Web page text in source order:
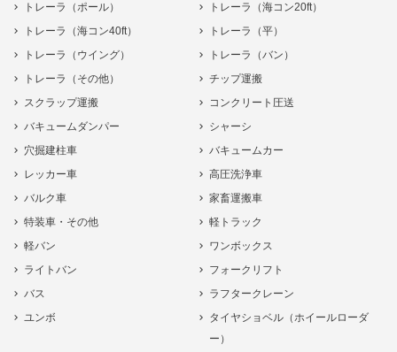
トレーラ（ポール）
トレーラ（海コン20ft）
トレーラ（海コン40ft）
トレーラ（平）
トレーラ（ウイング）
トレーラ（バン）
トレーラ（その他）
チップ運搬
スクラップ運搬
コンクリート圧送
バキュームダンパー
シャーシ
穴掘建柱車
バキュームカー
レッカー車
高圧洗浄車
バルク車
家畜運搬車
特装車・その他
軽トラック
軽バン
ワンボックス
ライトバン
フォークリフト
バス
ラフタークレーン
ユンボ
タイヤショベル（ホイールローダ
ー）